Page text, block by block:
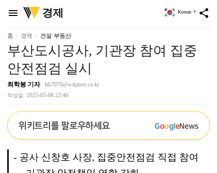
menu
위
키
리
경제 share
Korean ▼
홈 경제 건설·부동산
부산도시공사, 기관장 참여 집중
안전점검 실시
최학봉 기자 hb7070@wikitree.co.kr
작성일 2025-05-08 22:46
위키트리를 팔로우하세요 GoogleNews
- 공사 신창호 사장, 집중안전점검 직접 참여